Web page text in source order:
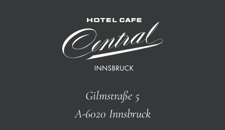
Gilmstraße 5
A-6020 Innsbruck